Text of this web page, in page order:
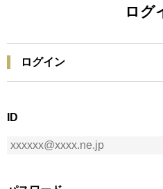
ログ
ログイン
ID